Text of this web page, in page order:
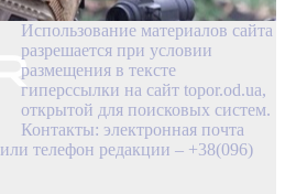
Использование материалов сайта
разрешается при условии
размещения в тексте
гиперссылки на сайт topor.od.ua,
открытой для поисковых систем.
Контакты: электронная почта
или телефон редакции – +38(096)